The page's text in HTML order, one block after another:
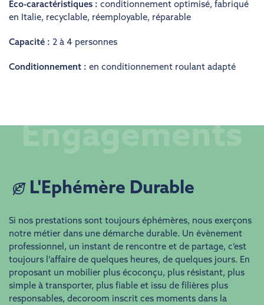
Eco-caractéristiques : conditionnement optimisé, fabriqué
en Italie, recyclable, réemployable, réparable
Capacité : 2 à 4 personnes
Conditionnement : en conditionnement roulant adapté
L'Ephémère Durable
Si nos prestations sont toujours éphémères, nous exerçons
notre métier dans une démarche durable. Un évènement
professionnel, un instant de rencontre et de partage, c’est
toujours l’affaire de quelques heures, de quelques jours. En
proposant un mobilier plus écoconçu, plus résistant, plus
simple à transporter, plus fiable et issu de filières plus
responsables, decoroom inscrit ces moments dans la